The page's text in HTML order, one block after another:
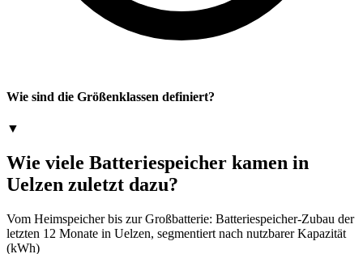
Wie sind die Größenklassen definiert?
▼
Wie viele Batteriespeicher kamen in
Uelzen zuletzt dazu?
Vom Heimspeicher bis zur Großbatterie: Batteriespeicher-Zubau der
letzten 12 Monate in Uelzen, segmentiert nach nutzbarer Kapazität
(kWh)